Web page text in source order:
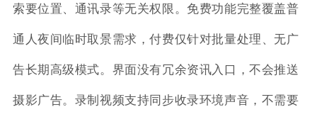
索要位置、通讯录等无关权限。免费功能完整覆盖普
通人夜间临时取景需求，付费仅针对批量处理、无广
告长期高级模式。界面没有冗余资讯入口，不会推送
摄影广告。录制视频支持同步收录环境声音，不需要